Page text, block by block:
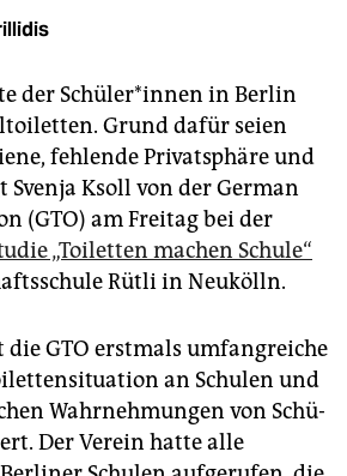
der Schü­le­r*in­nen in Berlin
Grund dafür seien
fehlende Privatsphäre und
Svenja Ksoll von der German
(GTO) am Freitag bei der
„Toiletten machen Schule“
Rütli in Neukölln.
GTO erstmals umfangreiche
an Schulen und
Wahrnehmungen von Schü­
Der Verein hatte alle